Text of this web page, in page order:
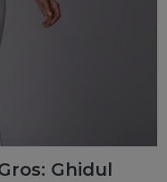
Ghidul